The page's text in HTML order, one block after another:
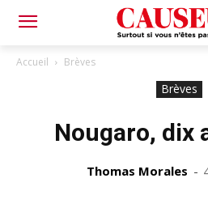
Accueil Brèves
Brèves
Nougaro, dix
Thomas Morales -